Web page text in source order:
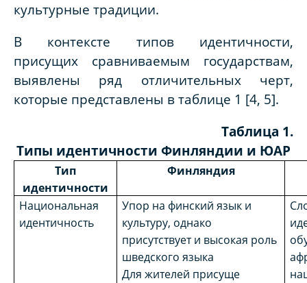
культурные традиции.
В контексте типов идентичности,
присущих сравниваемым государствам,
выявлены ряд отличительных черт,
которые представлены в таблице 1 [4, 5].
Таблица 1.
Типы идентичности Финляндии и ЮАР
Тип
идентичности
Финляндия
Национальная
идентичность
Упор на финский язык и
культуру, однако
присутствует и высокая роль
шведского языка
Для жителей присуще